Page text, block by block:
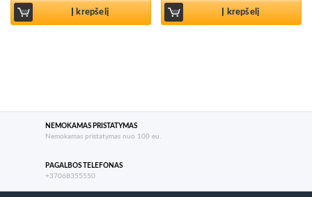
Į krepšelį Į krepšelį
NEMOKAMAS PRISTATYMAS
Nemokamas pristatymas nuo 100 eu.
PAGALBOS TELEFONAS
+37068355550